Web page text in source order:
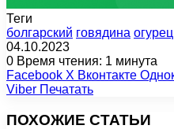
Теги
болгарский говядина огурец
04.10.2023
0 Время чтения: 1 минута
Facebook X Вконтакте
Viber Печатать
ПОХОЖИЕ СТАТЬИ